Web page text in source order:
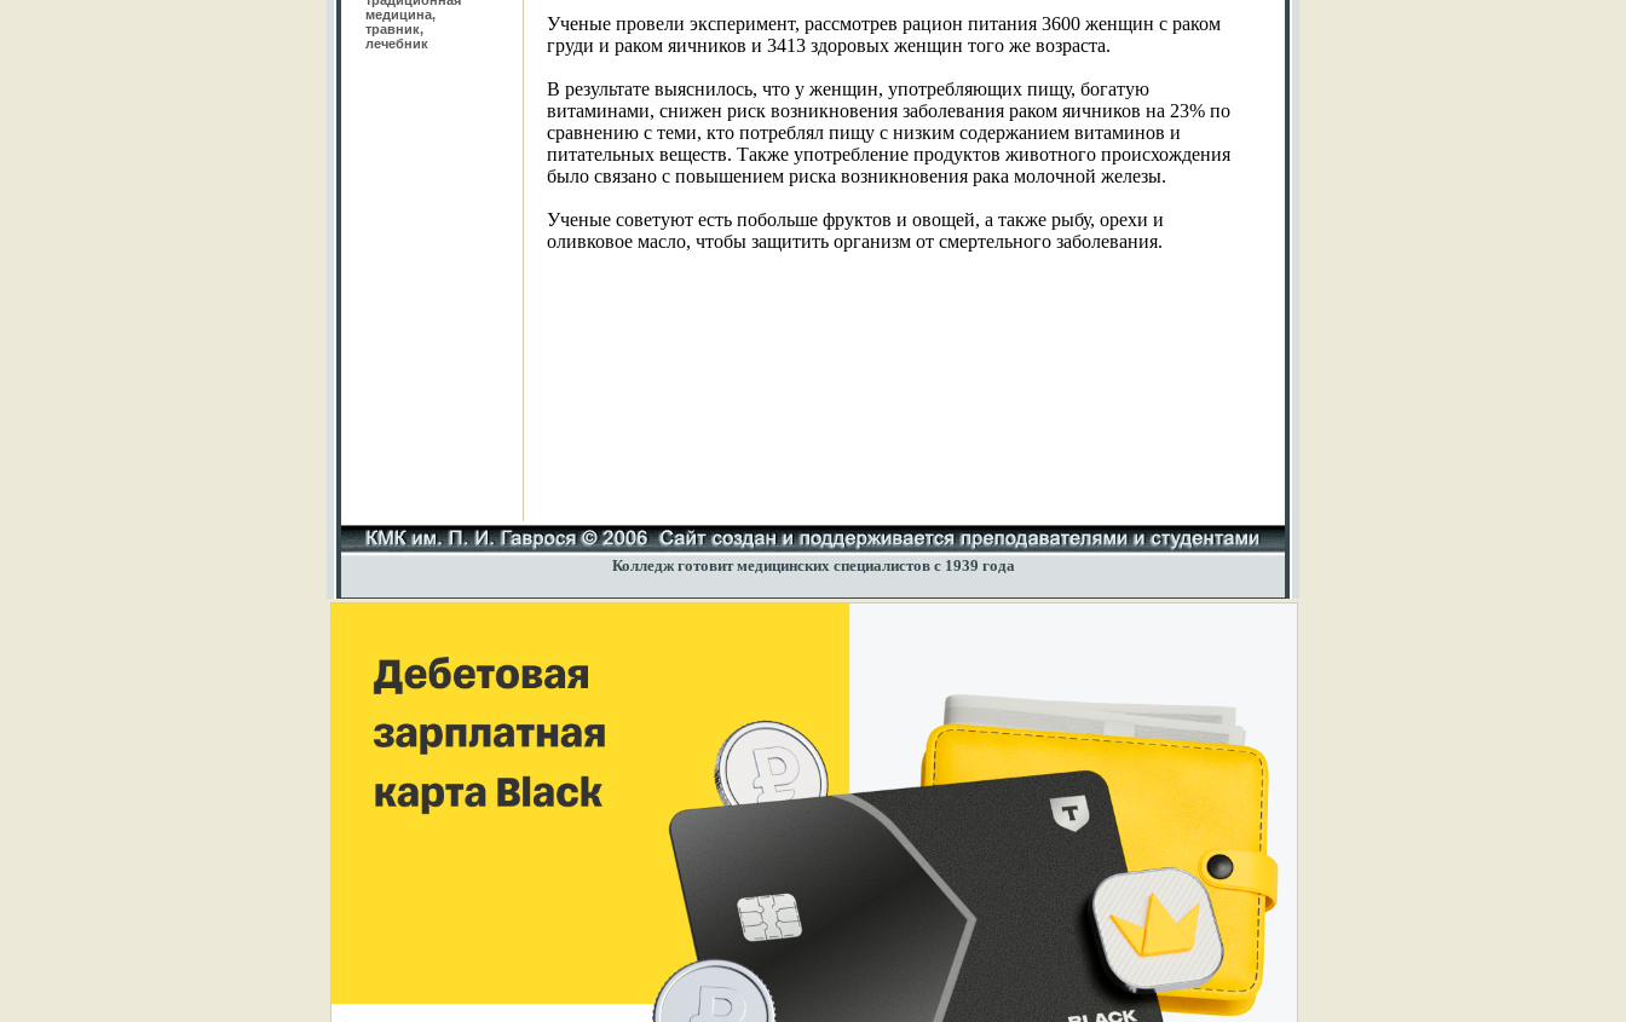
медицина,
травник,
лечебник
Ученые провели эксперимент, рассмотрев рацион питания 3600 женщин с раком
груди и раком яичников и 3413 здоровых женщин того же возраста.
В результате выяснилось, что у женщин, употребляющих пищу, богатую
витаминами, снижен риск возникновения заболевания раком яичников на 23% по
сравнению с теми, кто потреблял пищу с низким содержанием витаминов и
питательных веществ. Также употребление продуктов животного происхождения
было связано с повышением риска возникновения рака молочной железы.
Ученые советуют есть побольше фруктов и овощей, а также рыбу, орехи и
оливковое масло, чтобы защитить организм от смертельного заболевания.
Колледж готовит медицинских специалистов с 1939 года